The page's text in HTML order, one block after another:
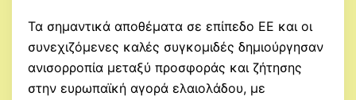
Τα σημαντικά αποθέματα σε επίπεδο ΕΕ και οι
συνεχιζόμενες καλές συγκομιδές δημιούργησαν
ανισορροπία μεταξύ προσφοράς και ζήτησης
στην ευρωπαϊκή αγορά ελαιολάδου, με